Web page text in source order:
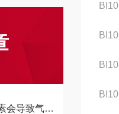
转和力不够？